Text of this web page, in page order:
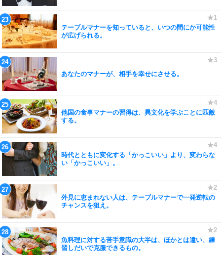
テーブルマナーを知っていると、いつの間にか可能性
が広げられる。
あなたのマナーが、相手を幸せにさせる。
他国の食事マナーの習得は、異文化を学ぶことに匹敵
する。
時代とともに変化する「かっこいい」より、変わらな
い「かっこいい」。
外見に恵まれない人は、テーブルマナーで一発逆転の
チャンスを狙え。
魚料理に対する苦手意識の大半は、ほかとは違い、練
習しだいで克服できるもの。